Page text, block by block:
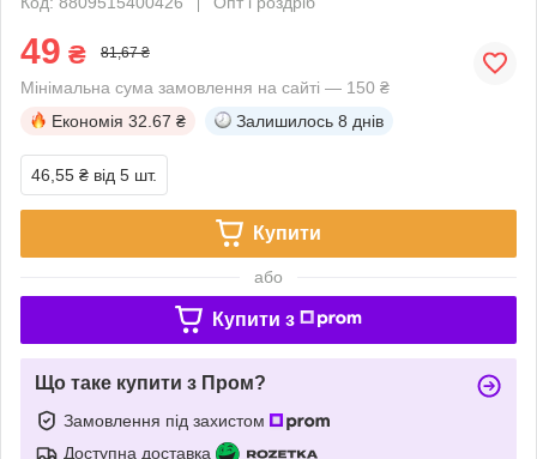
49 ₴ 81,67 ₴
Мінімальна сума замовлення на сайті — 150 ₴
Економія 32.67 ₴ Залишилось 8 днів
46,55 ₴ від 5 шт.
Купити
або
Купити з
Що таке купити з Пром?
Замовлення під захистом
Доступна доставка